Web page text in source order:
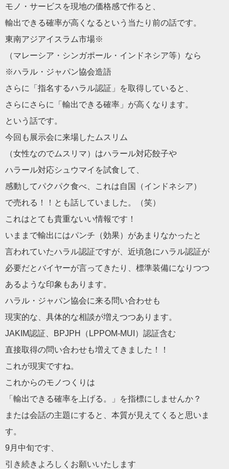
モノ・サービスを現地の価格感で作ると、
輸出できる確率が高くなるという当たり前の話です。
東南アジアイスラム市場※
（マレーシア・シンガポール・インドネシア等）なら
※ハラル・ジャパン協会造語
さらに「指名するハラル認証」を取得していると、
さらにさらに「輸出できる確率」が高くなります。
という話です。
今回も展示会に来場したムスリム
（女性なのでムスリマ）はハラール対応餃子や
ハラール対応シュウマイを試食して、
感動してパクパク食べ、これは自国（インドネシア）
で売れる！！とも話していました。（笑）
これはとても貴重ないい情報です！
いままで輸出にはパンチ（効果）があまりなかったと
言われていたハラル認証ですが、近頃急にハラル認証が
必要だとバイヤーが言ってきたり、標準装備になりつつ
あるような印象もあります。
ハラル・ジャパン協会に来る問い合わせも
現実的な、具体的な相談が増えつつあります。
JAKIM認証、BPJPH（LPPOM‐MUI）認証含む
直接取得の問い合わせも増えてきました！！
これが現実ですね。
これからのモノつくりは
「輸出できる確率を上げる。」を指標にしませんか？
または会話の主題にすると、本質が見えてくると思いま
す。
9月中旬です、
引き続きよろしくお願いいたします